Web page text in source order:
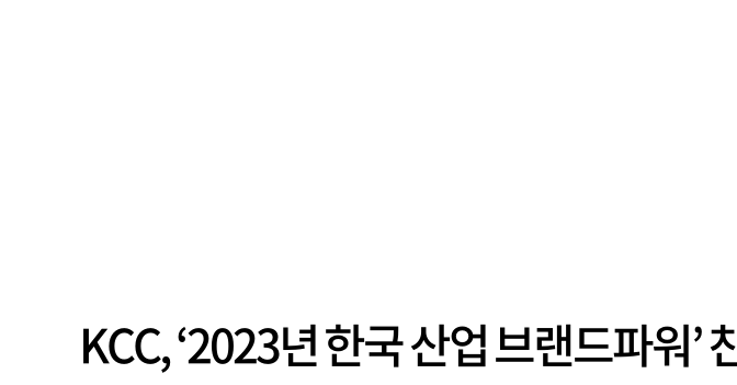
KCC, ‘2023년 한국 산업 브랜드파워’